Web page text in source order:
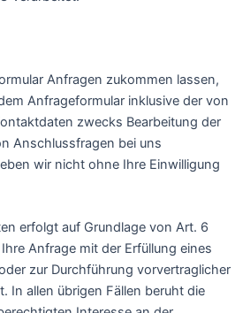
Anfragen zukommen lassen,
Anfrageformular inklusive der von
zwecks Bearbeitung der
Anschlussfragen bei uns
wir nicht ohne Ihre Einwilligung
erfolgt auf Grundlage von Art. 6
Anfrage mit der Erfüllung eines
zur Durchführung vorvertraglicher
In allen übrigen Fällen beruht die